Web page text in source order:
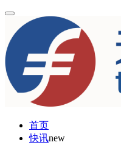
首页
快讯new